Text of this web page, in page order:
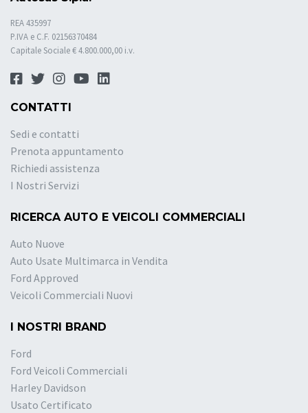
REA 435997
P.IVA e C.F. 02156370484
Capitale Sociale € 4.800.000,00 i.v.
CONTATTI
Sedi e contatti
Prenota appuntamento
Richiedi assistenza
I Nostri Servizi
RICERCA AUTO E VEICOLI COMMERCIALI
Auto Nuove
Auto Usate Multimarca in Vendita
Ford Approved
Veicoli Commerciali Nuovi
I NOSTRI BRAND
Ford
Ford Veicoli Commerciali
Harley Davidson
Usato Certificato